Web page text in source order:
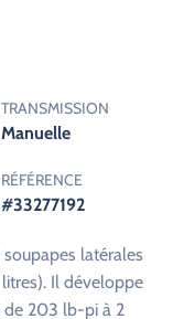
TRANSMISSION
Manuelle
RÉFÉRENCE
#33277192
latérales
litres). Il développe
de 203 lb-pi à 2